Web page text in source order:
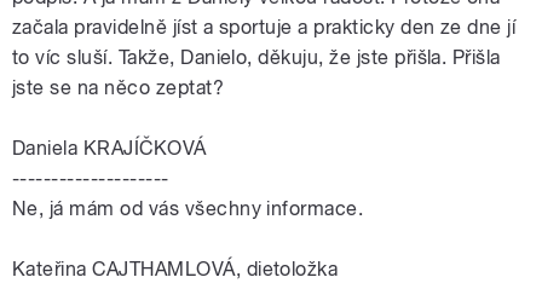
začala pravidelně jíst a sportuje a prakticky den ze dne jí
to víc sluší. Takže, Danielo, děkuju, že jste přišla. Přišla
jste se na něco zeptat?
Daniela KRAJÍČKOVÁ
--------------------
Ne, já mám od vás všechny informace.
Kateřina CAJTHAMLOVÁ, dietoložka